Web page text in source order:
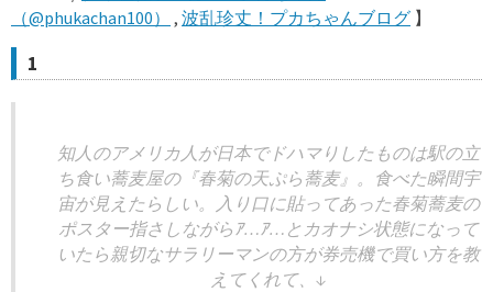
（@phukachan100）
, 波乱珍丈！プカちゃんブログ 】
1
知人のアメリカ人が日本でドハマりしたものは駅の立
ち食い蕎麦屋の『春菊の天ぷら蕎麦』。食べた瞬間宇
宙が見えたらしい。入り口に貼ってあった春菊蕎麦の
ポスター指さしながらｱ…ｱ…とカオナシ状態になって
いたら親切なサラリーマンの方が券売機で買い方を教
えてくれて、↓